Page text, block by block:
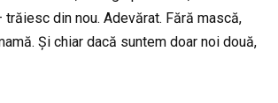
trăiesc din nou. Adevărat. Fără mască,
Și chiar dacă suntem doar noi două,